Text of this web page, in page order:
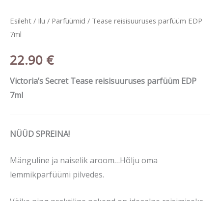
Esileht / Ilu / Parfüümid / Tease reisisuuruses parfüüm EDP
7ml
22.90 €
Victoria’s Secret Tease reisisuuruses parfüüm EDP
7ml
NÜÜD SPREINA!
Mänguline ja naiselik aroom…Hõlju oma
lemmikparfüümi pilvedes.